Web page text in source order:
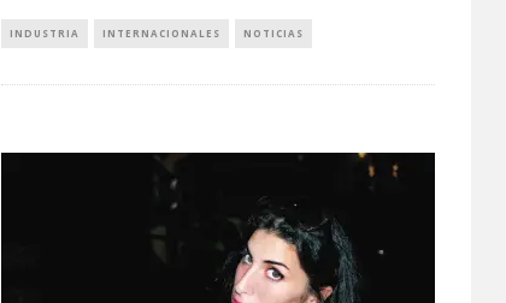
INDUSTRIA INTERNACIONALES NOTICIAS